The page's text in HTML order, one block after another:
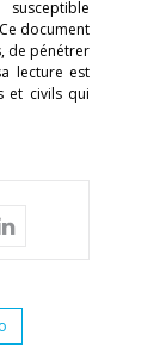
document
de pénétrer
lecture est
et civils qui